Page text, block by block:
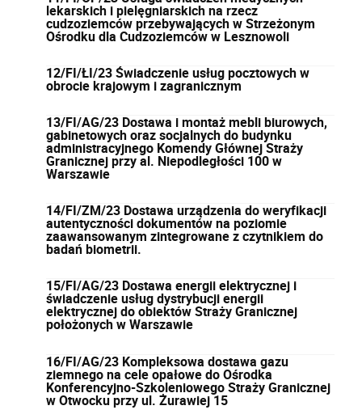
lekarskich i pielęgniarskich na rzecz
cudzoziemców przebywających w Strzeżonym
Ośrodku dla Cudzoziemców w Lesznowoli
12/FI/ŁI/23 Świadczenie usług pocztowych w
obrocie krajowym i zagranicznym
13/FI/AG/23 Dostawa i montaż mebli biurowych,
gabinetowych oraz socjalnych do budynku
administracyjnego Komendy Głównej Straży
Granicznej przy al. Niepodległości 100 w
Warszawie
14/FI/ZM/23 Dostawa urządzenia do weryfikacji
autentyczności dokumentów na poziomie
zaawansowanym zintegrowane z czytnikiem do
badań biometrii.
15/FI/AG/23 Dostawa energii elektrycznej i
świadczenie usług dystrybucji energii
elektrycznej do obiektów Straży Granicznej
położonych w Warszawie
16/FI/AG/23 Kompleksowa dostawa gazu
ziemnego na cele opałowe do Ośrodka
Konferencyjno-Szkoleniowego Straży Granicznej
w Otwocku przy ul. Żurawiej 15